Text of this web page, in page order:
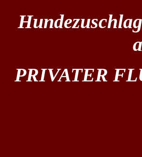
PRIVATER